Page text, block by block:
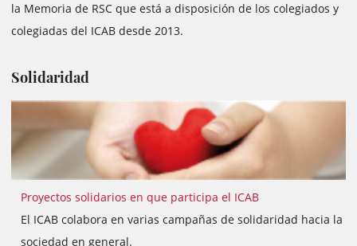
la Memoria de RSC que está a disposición de los colegiados y
colegiadas del ICAB desde 2013.
Solidaridad
Proyectos solidarios en que participa el ICAB
El ICAB colabora en varias campañas de solidaridad hacia la
sociedad en general.